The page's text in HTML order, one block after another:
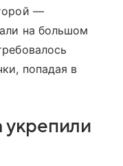
—
на большом
попадая в
укрепили